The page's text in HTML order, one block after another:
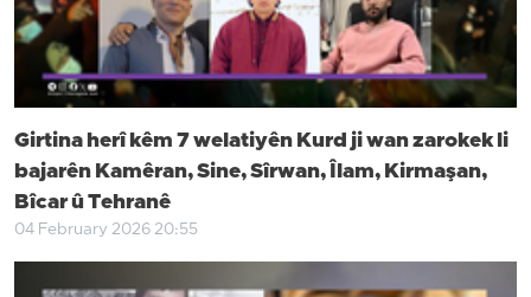
Girtina herî kêm 7 welatiyên Kurd ji wan zarokek li
bajarên Kamêran, Sine, Sîrwan, Îlam, Kirmaşan,
Bîcar û Tehranê
04 February 2026 20:55